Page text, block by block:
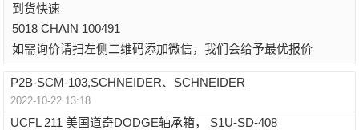
到货快速
5018 CHAIN 100491
如需询价请扫左侧二维码添加微信，我们会给予最优报价
P2B-SCM-103,SCHNEIDER、SCHNEIDER
2022-10-22 13:18
UCFL 211 美国道奇DODGE轴承箱， S1U-SD-408